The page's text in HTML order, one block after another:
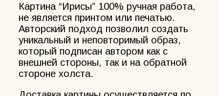
Картина “Ирисы” 100% ручная работа,
не является принтом или печатью.
Авторский подход позволил создать
уникальный и неповторимый образ,
который подписан автором как с
внешней стороны, так и на обратной
стороне холста.